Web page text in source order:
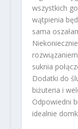
wszystkich
wątpienia
sama
suknia
Dodatki do
biżuteria i
Odpowiedni
idealnie